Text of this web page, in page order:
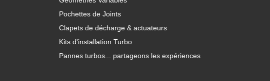
Pochettes de Joints
Clapets de décharge & actuateurs
Kits d'installation Turbo
Pannes turbos... partageons les expériences